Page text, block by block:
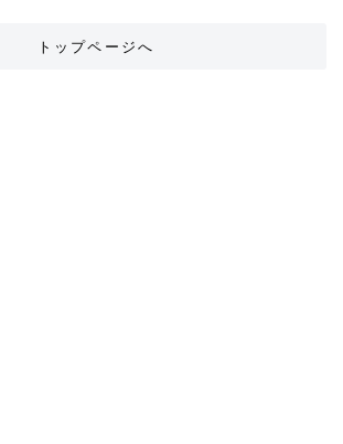
トップページへ